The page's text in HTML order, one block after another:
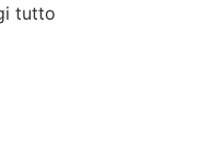
tutto